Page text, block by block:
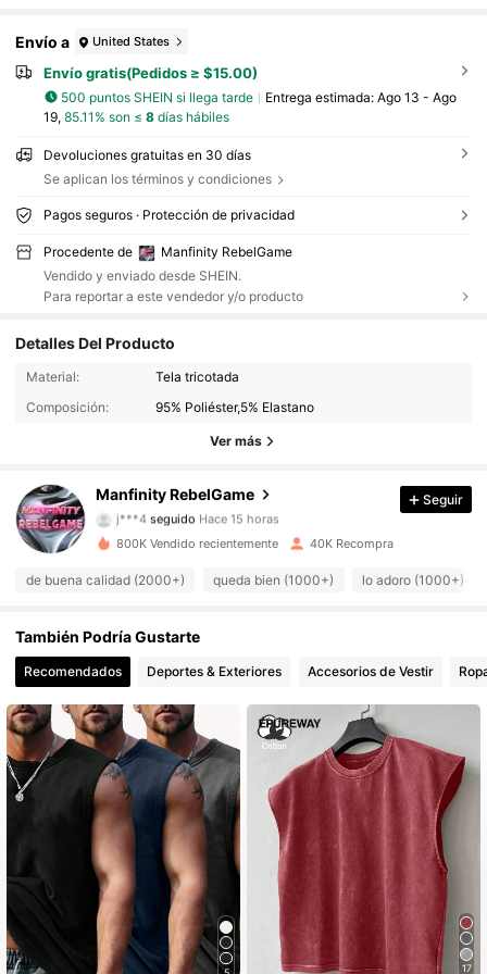
diario para regalo de esposo o novio. Moda sencilla para ir y ve
nir
Envío a United States
Envío gratis(Pedidos ≥ $15.00)
500 puntos SHEIN si llega tarde Entrega estimada: Ago 13 - Ago
19, 85.11% son ≤ 8días hábiles
Devoluciones gratuitas en 30 días
Se aplican los términos y condiciones
Pagos seguros · Protección de privacidad
Procedente de
Manfinity RebelGame
Vendido y enviado desde SHEIN.
Para reportar a este vendedor y/o producto
Detalles Del Producto
Material:
Tela tricotada
Composición:
95% Poliéster,5% Elastano
Ver más
Manfinity RebelGame
4.82 49K Seguidores
49K Seguidores
j***4 seguido Hace 15 horas
4.82
49K Seguidores
4.82 49K Seguidores
4.82 49K Seguidores
4.82 49K Seguidores
4.82 49K Seguidores
4.82 49K Seguidores
Seguir
800K Vendido recientemente 40K Recompra
de buena calidad (2000+) queda bien (1000+) lo adoro (1000+)
También Podría Gustarte
Recomendados Deportes & Exteriores Accesorios de Vestir
17